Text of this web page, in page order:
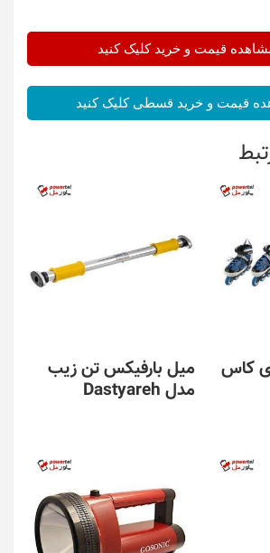
قیمت و خرید کلیک کنید
قیمت و خرید قسطی کلیک کنید
کاس
میل بارفیکس تن زیب
مدل Dastyareh